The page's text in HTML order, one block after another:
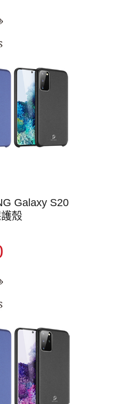
Galaxy S20
殼